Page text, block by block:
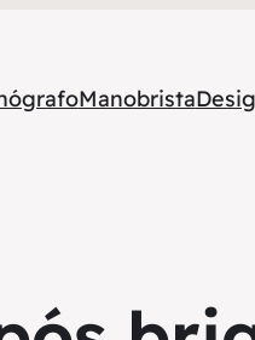
Manobrista